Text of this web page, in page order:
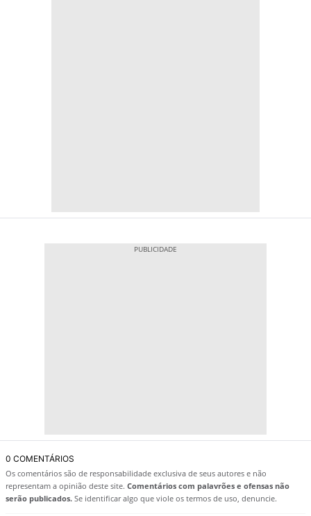
0 COMENTÁRIOS
Os comentários são de responsabilidade exclusiva de seus autores e não
representam a opinião deste site. Comentários com palavrões e ofensas não
serão publicados. Se identificar algo que viole os termos de uso, denuncie.